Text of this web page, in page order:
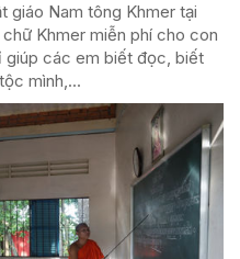
giáo Nam tông Khmer tại
Khmer miễn phí cho con
giúp các em biết đọc, biết
mình,...